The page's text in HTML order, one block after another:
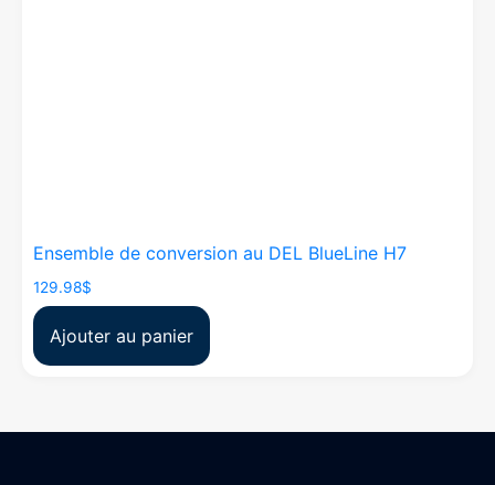
Ensemble de conversion au DEL BlueLine H7
129.98$
Ajouter au panier